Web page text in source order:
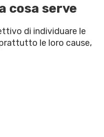
cosa serve
di individuare le
le loro cause,